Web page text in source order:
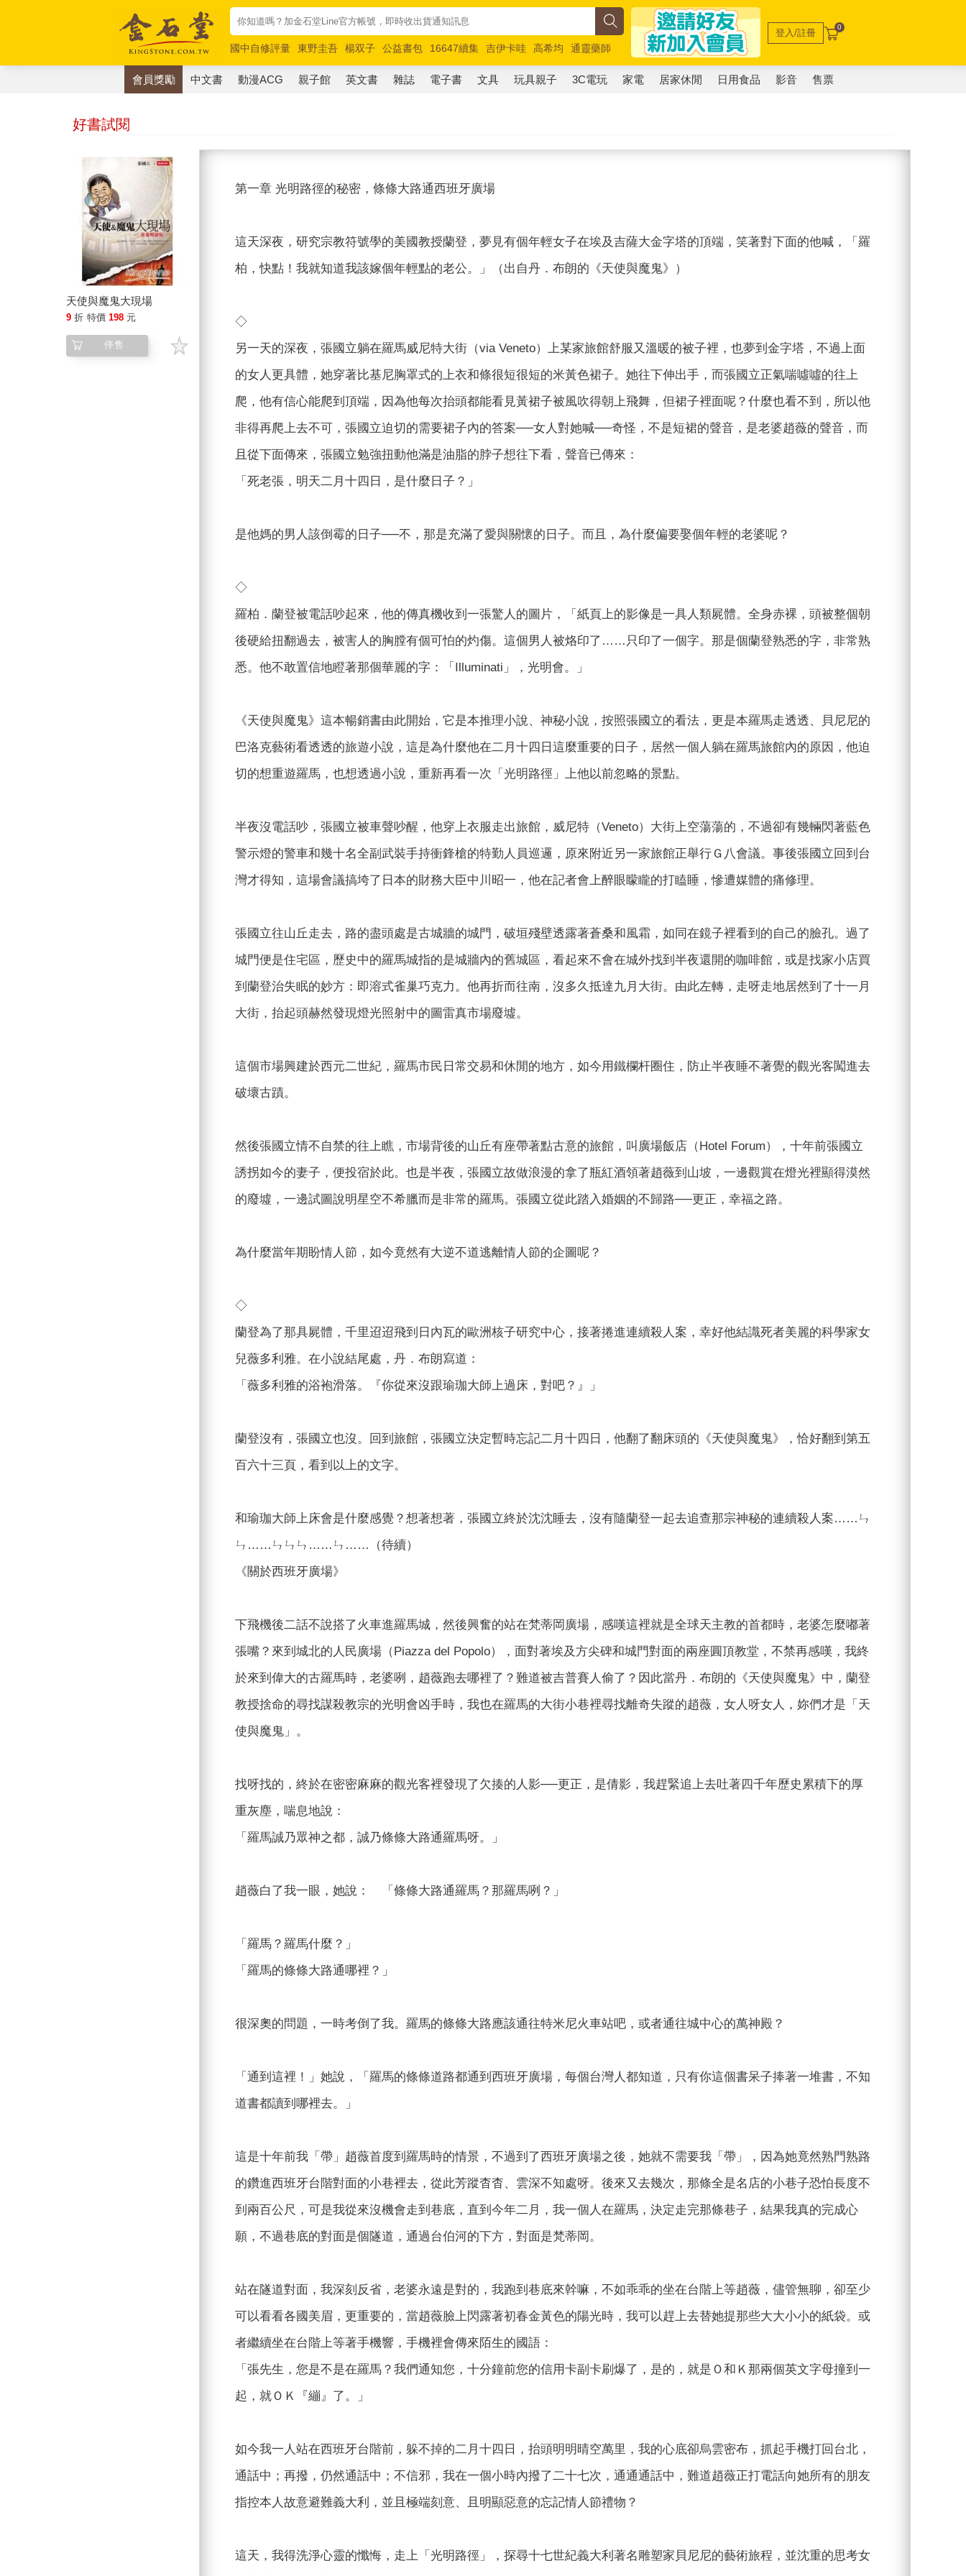
國中自修評量 東野圭吾 楊双子 公益書包 16647續集 吉伊卡哇 高希均
通靈藥師
唯紅花綻放
奧德賽 路邊攤新作 馬斯克 玩具總動員5 超慢跑
登入/註冊 0
會員獎勵 中文書 動漫ACG 親子館 英文書 雜誌 電子書 文具 玩具親子 3C電玩 家電 居家休閒 日用食品 影音 售票
好書試閱
天使與魔鬼大現場
9 折 特價 198 元
停售
第一章 光明路徑的秘密，條條大路通西班牙廣場
這天深夜，研究宗教符號學的美國教授蘭登，夢見有個年輕女子在埃及吉薩大金字塔的頂端，笑著對下面的他喊，「羅
柏，快點！我就知道我該嫁個年輕點的老公。」（出自丹．布朗的《天使與魔鬼》）
◇
另一天的深夜，張國立躺在羅馬威尼特大街（via Veneto）上某家旅館舒服又溫暖的被子裡，也夢到金字塔，不過上面
的女人更具體，她穿著比基尼胸罩式的上衣和條很短很短的米黃色裙子。她往下伸出手，而張國立正氣喘噓噓的往上
爬，他有信心能爬到頂端，因為他每次抬頭都能看見黃裙子被風吹得朝上飛舞，但裙子裡面呢？什麼也看不到，所以他
非得再爬上去不可，張國立迫切的需要裙子內的答案──女人對她喊──奇怪，不是短裙的聲音，是老婆趙薇的聲音，而
且從下面傳來，張國立勉強扭動他滿是油脂的脖子想往下看，聲音已傳來：
「死老張，明天二月十四日，是什麼日子？」
是他媽的男人該倒霉的日子──不，那是充滿了愛與關懷的日子。而且，為什麼偏要娶個年輕的老婆呢？
◇
羅柏．蘭登被電話吵起來，他的傳真機收到一張驚人的圖片，「紙頁上的影像是一具人類屍體。全身赤裸，頭被整個朝
後硬給扭翻過去，被害人的胸膛有個可怕的灼傷。這個男人被烙印了……只印了一個字。那是個蘭登熟悉的字，非常熟
悉。他不敢置信地瞪著那個華麗的字：「Illuminati」，光明會。」
《天使與魔鬼》這本暢銷書由此開始，它是本推理小說、神秘小說，按照張國立的看法，更是本羅馬走透透、貝尼尼的
巴洛克藝術看透透的旅遊小說，這是為什麼他在二月十四日這麼重要的日子，居然一個人躺在羅馬旅館內的原因，他迫
切的想重遊羅馬，也想透過小說，重新再看一次「光明路徑」上他以前忽略的景點。
半夜沒電話吵，張國立被車聲吵醒，他穿上衣服走出旅館，威尼特（Veneto）大街上空蕩蕩的，不過卻有幾輛閃著藍色
警示燈的警車和幾十名全副武裝手持衝鋒槍的特勤人員巡邏，原來附近另一家旅館正舉行Ｇ八會議。事後張國立回到台
灣才得知，這場會議搞垮了日本的財務大臣中川昭一，他在記者會上醉眼矇矓的打瞌睡，慘遭媒體的痛修理。
張國立往山丘走去，路的盡頭處是古城牆的城門，破垣殘壁透露著蒼桑和風霜，如同在鏡子裡看到的自己的臉孔。過了
城門便是住宅區，歷史中的羅馬城指的是城牆內的舊城區，看起來不會在城外找到半夜還開的咖啡館，或是找家小店買
到蘭登治失眠的妙方：即溶式雀巢巧克力。他再折而往南，沒多久抵達九月大街。由此左轉，走呀走地居然到了十一月
大街，抬起頭赫然發現燈光照射中的圖雷真市場廢墟。
這個市場興建於西元二世紀，羅馬市民日常交易和休閒的地方，如今用鐵欄杆圈住，防止半夜睡不著覺的觀光客闖進去
破壞古蹟。
然後張國立情不自禁的往上瞧，市場背後的山丘有座帶著點古意的旅館，叫廣場飯店（Hotel Forum），十年前張國立
誘拐如今的妻子，便投宿於此。也是半夜，張國立故做浪漫的拿了瓶紅酒領著趙薇到山坡，一邊觀賞在燈光裡顯得漠然
的廢墟，一邊試圖說明星空不希臘而是非常的羅馬。張國立從此踏入婚姻的不歸路──更正，幸福之路。
為什麼當年期盼情人節，如今竟然有大逆不道逃離情人節的企圖呢？
◇
蘭登為了那具屍體，千里迢迢飛到日內瓦的歐洲核子研究中心，接著捲進連續殺人案，幸好他結識死者美麗的科學家女
兒薇多利雅。在小說結尾處，丹．布朗寫道：
「薇多利雅的浴袍滑落。『你從來沒跟瑜珈大師上過床，對吧？』」
蘭登沒有，張國立也沒。回到旅館，張國立決定暫時忘記二月十四日，他翻了翻床頭的《天使與魔鬼》，恰好翻到第五
百六十三頁，看到以上的文字。
和瑜珈大師上床會是什麼感覺？想著想著，張國立終於沈沈睡去，沒有隨蘭登一起去追查那宗神秘的連續殺人案……ㄣ
ㄣ……ㄣㄣㄣ……ㄣ……（待續）
《關於西班牙廣場》
下飛機後二話不說搭了火車進羅馬城，然後興奮的站在梵蒂岡廣場，感嘆這裡就是全球天主教的首都時，老婆怎麼嘟著
張嘴？來到城北的人民廣場（Piazza del Popolo），面對著埃及方尖碑和城門對面的兩座圓頂教堂，不禁再感嘆，我終
於來到偉大的古羅馬時，老婆咧，趙薇跑去哪裡了？難道被吉普賽人偷了？因此當丹．布朗的《天使與魔鬼》中，蘭登
教授捨命的尋找謀殺教宗的光明會凶手時，我也在羅馬的大街小巷裡尋找離奇失蹤的趙薇，女人呀女人，妳們才是「天
使與魔鬼」。
找呀找的，終於在密密麻麻的觀光客裡發現了欠揍的人影──更正，是倩影，我趕緊追上去吐著四千年歷史累積下的厚
重灰塵，喘息地說：
「羅馬誠乃眾神之都，誠乃條條大路通羅馬呀。」
趙薇白了我一眼，她說： 「條條大路通羅馬？那羅馬咧？」
「羅馬？羅馬什麼？」
「羅馬的條條大路通哪裡？」
很深奧的問題，一時考倒了我。羅馬的條條大路應該通往特米尼火車站吧，或者通往城中心的萬神殿？
「通到這裡！」她說，「羅馬的條條道路都通到西班牙廣場，每個台灣人都知道，只有你這個書呆子捧著一堆書，不知
道書都讀到哪裡去。」
這是十年前我「帶」趙薇首度到羅馬時的情景，不過到了西班牙廣場之後，她就不需要我「帶」，因為她竟然熟門熟路
的鑽進西班牙台階對面的小巷裡去，從此芳蹤杳杳、雲深不知處呀。後來又去幾次，那條全是名店的小巷子恐怕長度不
到兩百公尺，可是我從來沒機會走到巷底，直到今年二月，我一個人在羅馬，決定走完那條巷子，結果我真的完成心
願，不過巷底的對面是個隧道，通過台伯河的下方，對面是梵蒂岡。
站在隧道對面，我深刻反省，老婆永遠是對的，我跑到巷底來幹嘛，不如乖乖的坐在台階上等趙薇，儘管無聊，卻至少
可以看看各國美眉，更重要的，當趙薇臉上閃露著初春金黃色的陽光時，我可以趕上去替她提那些大大小小的紙袋。或
者繼續坐在台階上等著手機響，手機裡會傳來陌生的國語：
「張先生，您是不是在羅馬？我們通知您，十分鐘前您的信用卡副卡刷爆了，是的，就是Ｏ和Ｋ那兩個英文字母撞到一
起，就ＯＫ『繃』了。」
如今我一人站在西班牙台階前，躲不掉的二月十四日，抬頭明明晴空萬里，我的心底卻烏雲密布，抓起手機打回台北，
通話中；再撥，仍然通話中；不信邪，我在一個小時內撥了二十七次，通通通話中，難道趙薇正打電話向她所有的朋友
指控本人故意避難義大利，並且極端刻意、且明顯惡意的忘記情人節禮物？
這天，我得洗淨心靈的懺悔，走上「光明路徑」，探尋十七世紀義大利著名雕塑家貝尼尼的藝術旅程，並沈重的思考女